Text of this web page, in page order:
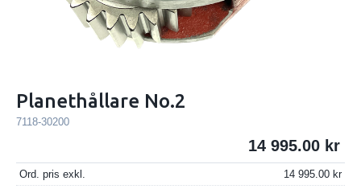
Planethållare No.2
7118-30200
14 995.00
Ord. pris exkl.
14 995.00